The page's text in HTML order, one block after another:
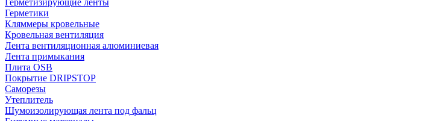
Герметизирующие ленты
Герметики
Кляммеры кровельные
Кровельная вентиляция
Лента вентиляционная алюминиевая
Лента примыкания
Плита OSB
Покрытие DRIPSTOP
Саморезы
Утеплитель
Шумоизолирующая лента под фальц